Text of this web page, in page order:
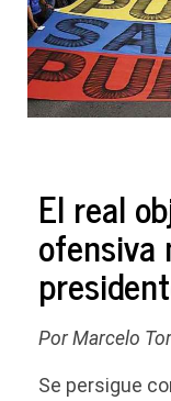
El real
ofensiva
Por Marcelo
Se persigue